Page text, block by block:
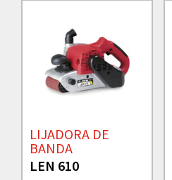
LIJADORA DE
BANDA
LEN 610